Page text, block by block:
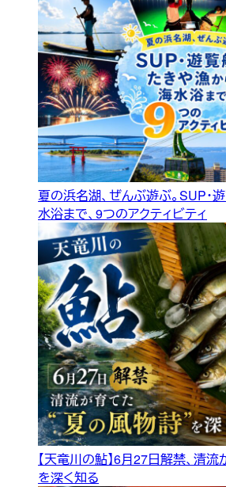
夏の浜名湖、ぜんぶ遊ぶ。SUP・
水浴まで、9つのアクティビティ
【天竜川の鮎】6月27日解禁、清
を深く知る